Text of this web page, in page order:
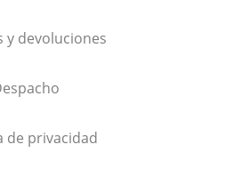
y devoluciones
de privacidad